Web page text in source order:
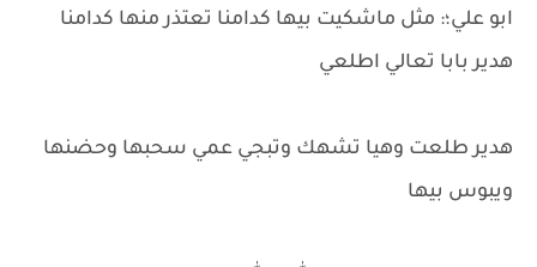
ابو علي؛: مثل ماشكيت بيها كدامنا تعتذر منها كدامنا
هدير بابا تعالي اطلعي
هدير طلعت وهيا تشهك وتبجي عمي سحبها وحضنها
ويبوس بيها